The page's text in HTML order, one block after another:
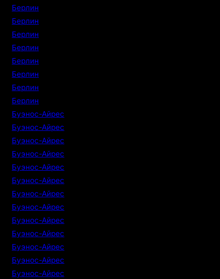
Берлин
Берлин
Берлин
Берлин
Берлин
Берлин
Берлин
Берлин
Буэнос-Айрес
Буэнос-Айрес
Буэнос-Айрес
Буэнос-Айрес
Буэнос-Айрес
Буэнос-Айрес
Буэнос-Айрес
Буэнос-Айрес
Буэнос-Айрес
Буэнос-Айрес
Буэнос-Айрес
Буэнос-Айрес
Буэнос-Айрес